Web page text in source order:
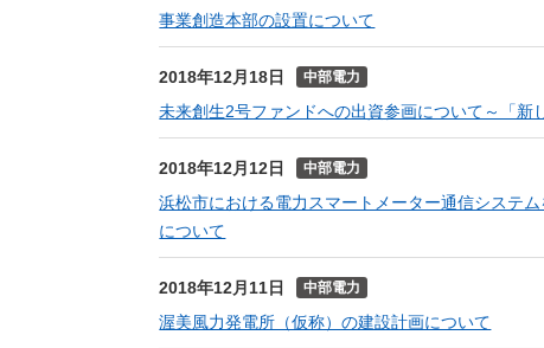
事業創造本部の設置について
2018年12月18日 中部電力
未来創生2号ファンドへの出資参画について～「新
2018年12月12日 中部電力
浜松市における電力スマートメーター通信システ
について
2018年12月11日 中部電力
渥美風力発電所（仮称）の建設計画について